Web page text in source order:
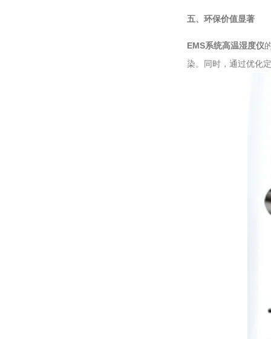
五、环保价值显著
EMS系统高温湿度仪
染。同时，通过优化